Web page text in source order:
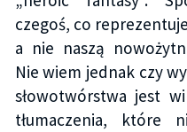
czegoś, co
a nie naszą
Nie wiem jednak czy
słowotwórstwa jest
tłumaczenia, które